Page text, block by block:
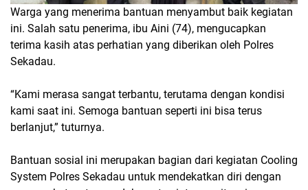
Warga yang menerima bantuan menyambut baik kegiatan
ini. Salah satu penerima, ibu Aini (74), mengucapkan
terima kasih atas perhatian yang diberikan oleh Polres
Sekadau.
“Kami merasa sangat terbantu, terutama dengan kondisi
kami saat ini. Semoga bantuan seperti ini bisa terus
berlanjut,” tuturnya.
Bantuan sosial ini merupakan bagian dari kegiatan Cooling
System Polres Sekadau untuk mendekatkan diri dengan